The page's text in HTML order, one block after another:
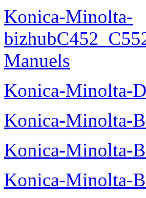
Konica-Minolta-
Manuels
Konica-Minolta-
Konica-Minolta-
Konica-Minolta-
Konica-Minolta-